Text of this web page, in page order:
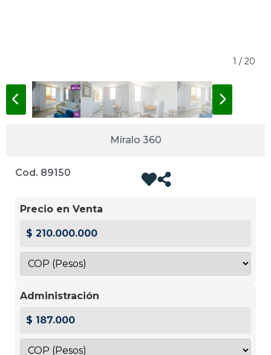
Míralo 360
1 / 20
Cod. 89150
Precio en Venta
$ 210.000.000
Administración
$ 187.000